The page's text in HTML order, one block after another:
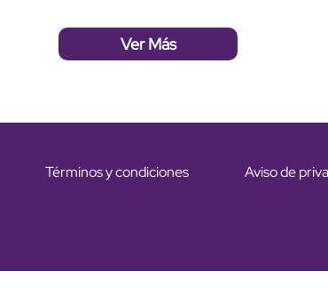
Ver Más
Términos y condiciones Aviso de